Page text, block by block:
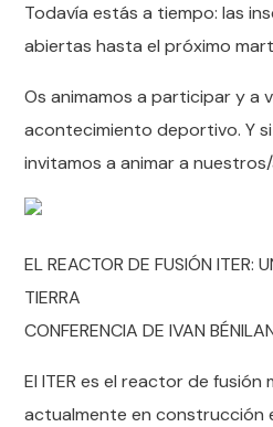
Todavía estás a tiempo: las
abiertas hasta el próximo
Os animamos a participar y a
acontecimiento deportivo. Y si
invitamos a animar a
EL REACTOR DE FUSIÓN ITER:
TIERRA
CONFERENCIA DE IVAN
El ITER es el reactor de fusión
actualmente en construcción